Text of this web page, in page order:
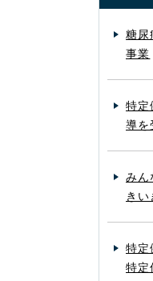
糖尿
事業
特定
導を
みん
きい
特定
特定